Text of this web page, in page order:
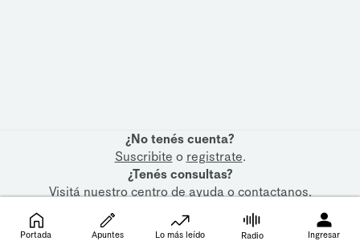
¿No tenés cuenta?
Suscribite o registrate.
¿Tenés consultas?
Visitá nuestrocentro de ayudaocontactanos.
Portada Apuntes Lo más leído Radio Ingresar